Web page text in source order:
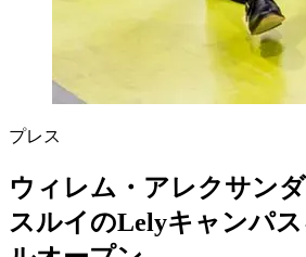
プレス
ウィレム・アレクサン
スルイのLelyキャンパ